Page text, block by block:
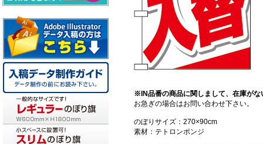
※IN品番の商品に関しまして、在庫が
お急ぎの場合はお問い合わせ下さい。
のぼりサイズ：270×90cm
素材：テトロンポンジ